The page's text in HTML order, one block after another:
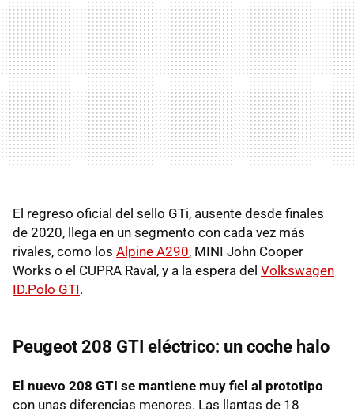
El regreso oficial del sello GTi, ausente desde finales
de 2020, llega en un segmento con cada vez más
rivales, como los Alpine A290, MINI John Cooper
Works o el CUPRA Raval, y a la espera del Volkswagen
ID.Polo GTI.
Peugeot 208 GTI eléctrico: un coche halo
El nuevo 208 GTI se mantiene muy fiel al prototipo
con unas diferencias menores. Las llantas de 18